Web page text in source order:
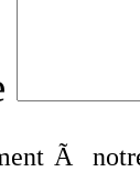
Ã